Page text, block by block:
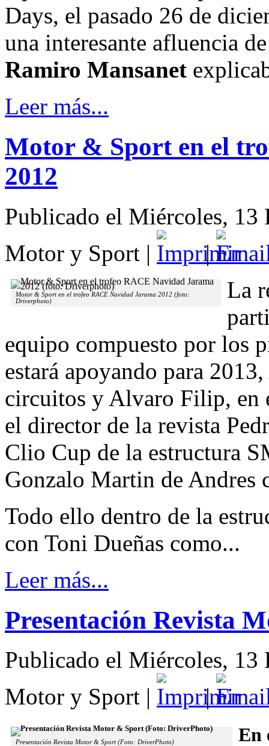
Days, el pasado 26 de
una interesante afluencia
Ramiro Mansanet
Leer más...
Motor & Sport en el
2012
Publicado el Miércoles, 13
Motor y Sport | |
Motor & Sport en el trofeo RACE Navidad Jarama 2012 (foto:
Driverphoto)
La
equipo compuesto por los
estará apoyando para
circuitos y Alvaro Filip, en
el director de la revista
Clio Cup de la estructura
Gonzalo Martin de Andres
Todo ello dentro de la
con Toni Dueñas como...
Leer más...
Presentación Revista
Publicado el Miércoles, 13
Motor y Sport | |
Presentación Revista Motor & Sport (Foto: DriverPhoto) En